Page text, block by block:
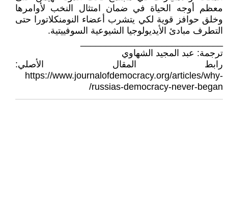
معظم أوجه الحياة في ضمان امتثال النخب لأوامرها
وخلق حوافز قوية لكي يتشرب أعضاء النومنكلاتورا حتى
التطرف مبادئ الأيديولوجيا الشيوعية السوفييتية.
ترجمة: عبد المجيد الشهاوي
رابط المقال الأصلي:
https://www.journalofdemocracy.org/articles/why-
russias-democracy-never-began/